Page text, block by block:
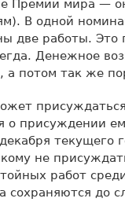
Премии мира —
В одной
две работы. Это
Денежное
а потом так же
о присуждении
текущего
не
работ
сохраняются до